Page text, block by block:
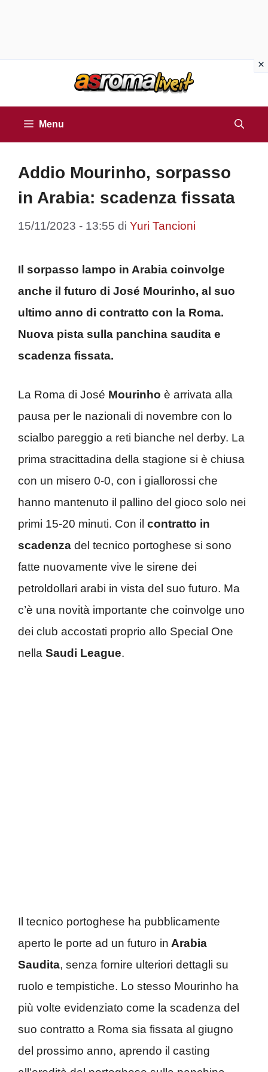
Menu
Addio Mourinho, sorpasso
in Arabia: scadenza fissata
15/11/2023 - 13:55 di Yuri Tancioni
Il sorpasso lampo in Arabia coinvolge
anche il futuro di José Mourinho, al suo
ultimo anno di contratto con la Roma.
Nuova pista sulla panchina saudita e
scadenza fissata.
La Roma di José Mourinho è arrivata alla
pausa per le nazionali di novembre con lo
scialbo pareggio a reti bianche nel derby. La
prima stracittadina della stagione si è chiusa
con un misero 0-0, con i giallorossi che
hanno mantenuto il pallino del gioco solo nei
primi 15-20 minuti. Con il contratto in
scadenza del tecnico portoghese si sono
fatte nuovamente vive le sirene dei
petroldollari arabi in vista del suo futuro. Ma
c’è una novità importante che coinvolge uno
dei club accostati proprio allo Special One
nella Saudi League.
Il tecnico portoghese ha pubblicamente
aperto le porte ad un futuro in Arabia
Saudita, senza fornire ulteriori dettagli su
ruolo e tempistiche. Lo stesso Mourinho ha
più volte evidenziato come la scadenza del
suo contratto a Roma sia fissata al giugno
del prossimo anno, aprendo il casting